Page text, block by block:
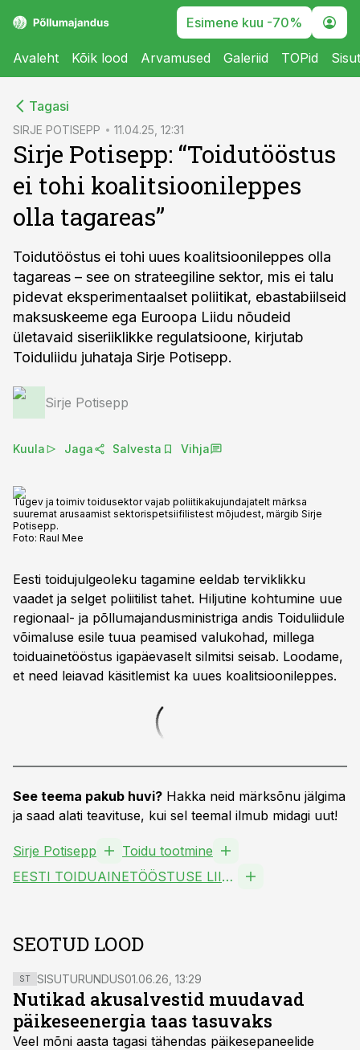
Esimene kuu -70%
Avaleht Kõik lood Arvamused Galeriid TOPid
Tagasi
SIRJE POTISEPP 11.04.25, 12:31
Sirje Potisepp: “Toidutööstus
ei tohi koalitsioonileppes
olla tagareas”
Toidutööstus ei tohi uues koalitsioonileppes olla
tagareas – see on strateegiline sektor, mis ei talu
pidevat eksperimentaalset poliitikat, ebastabiilseid
maksuskeeme ega Euroopa Liidu nõudeid
ületavaid siseriiklikke regulatsioone, kirjutab
Toiduliidu juhataja Sirje Potisepp.
Sirje Potisepp
Kuula Jaga Salvesta Vihja
Tugev ja toimiv toidusektor vajab poliitikakujundajatelt märksa
suuremat arusaamist sektorispetsiifilistest mõjudest, märgib Sirje
Potisepp.
Foto: Raul Mee
Eesti toidujulgeoleku tagamine eeldab terviklikku
vaadet ja selget poliitilist tahet. Hiljutine kohtumine uue
regionaal- ja põllumajandusministriga andis Toiduliidule
võimaluse esile tuua peamised valukohad, millega
toiduainetööstus igapäevaselt silmitsi seisab. Loodame,
et need leiavad käsitlemist ka uues koalitsioonileppes.
See teema pakub huvi? Hakka neid märksõnu jälgima
ja saad alati teavituse, kui sel teemal ilmub midagi uut!
Sirje Potisepp
Toidu tootmine
EESTI TOIDUAINETÖÖSTUSE LIIT MTÜ
SEOTUD LOOD
ST SISUTURUNDUS01.06.26, 13:29
Nutikad akusalvestid muudavad
päikeseenergia taas tasuvaks
Veel mõni aasta tagasi tähendas päikesepaneelide